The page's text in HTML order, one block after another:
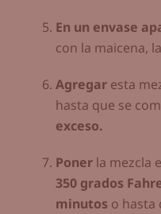
En un envase
con la maicena,
Agregar esta
hasta que se
exceso.
Poner la mezcla
350 grados
minutos o hasta